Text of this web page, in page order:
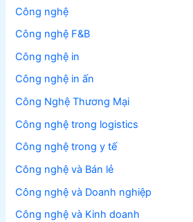
Công nghệ
Công nghệ F&B
Công nghệ in
Công nghệ in ấn
Công Nghệ Thương Mại
Công nghệ trong logistics
Công nghệ trong y tế
Công nghệ và Bán lẻ
Công nghệ và Doanh nghiệp
Công nghệ và Kinh doanh